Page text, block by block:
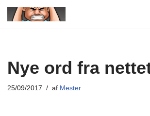
Nye ord fra
25/09/2017 af Mester